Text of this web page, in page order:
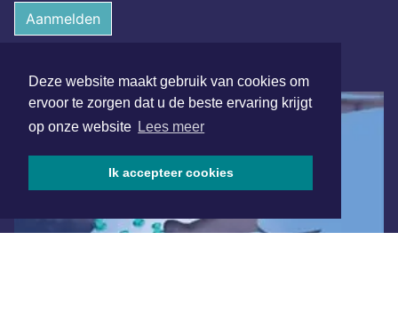
Deze website maakt gebruik van cookies om
ervoor te zorgen dat u de beste ervaring krijgt
op onze website Lees meer
Ik accepteer cookies
Aanmelden